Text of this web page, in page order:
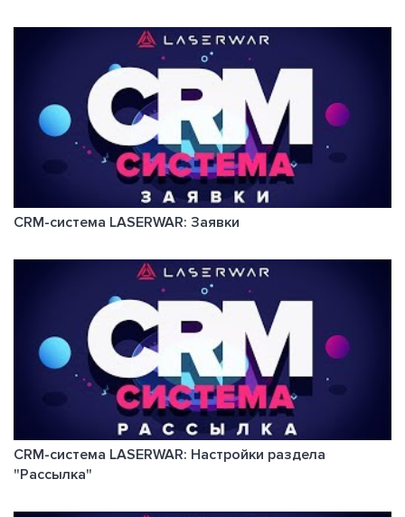
CRM-система LASERWAR: Заявки
CRM-система LASERWAR: Настройки раздела
"Рассылка"